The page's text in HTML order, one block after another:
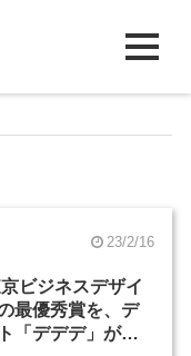
23/2/16
ビジネスデザイ
最優秀賞を、デ
「デデデ」が受